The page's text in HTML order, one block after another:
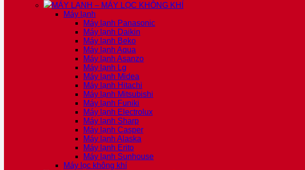
MÁY LẠNH – MÁY LỌC KHÔNG KHÍ
Máy lạnh
Máy lạnh Panasonic
Máy lạnh Daikin
Máy lạnh Beko
Máy lạnh Aqua
Máy lạnh Asanzo
Máy lạnh Lg
Máy lạnh Midea
Máy lạnh Hitachi
Máy lạnh Mitsubishi
Máy lạnh Funiki
Máy lạnh Electrolux
Máy lạnh Sharp
Máy lạnh Casper
Máy lạnh Alaska
Máy lạnh Erito
Máy lạnh Sunhouse
Máy lọc không khí